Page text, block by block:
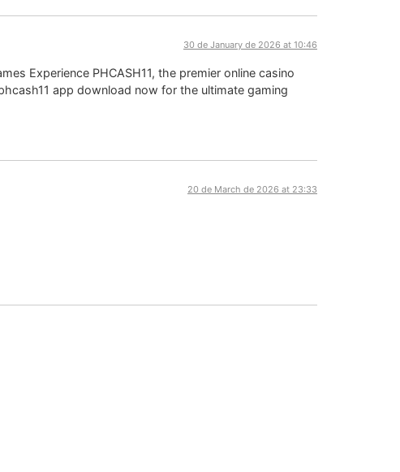
30 de January de 2026 at 10:46
Experience PHCASH11, the premier online casino
app download now for the ultimate gaming
20 de March de 2026 at 23:33